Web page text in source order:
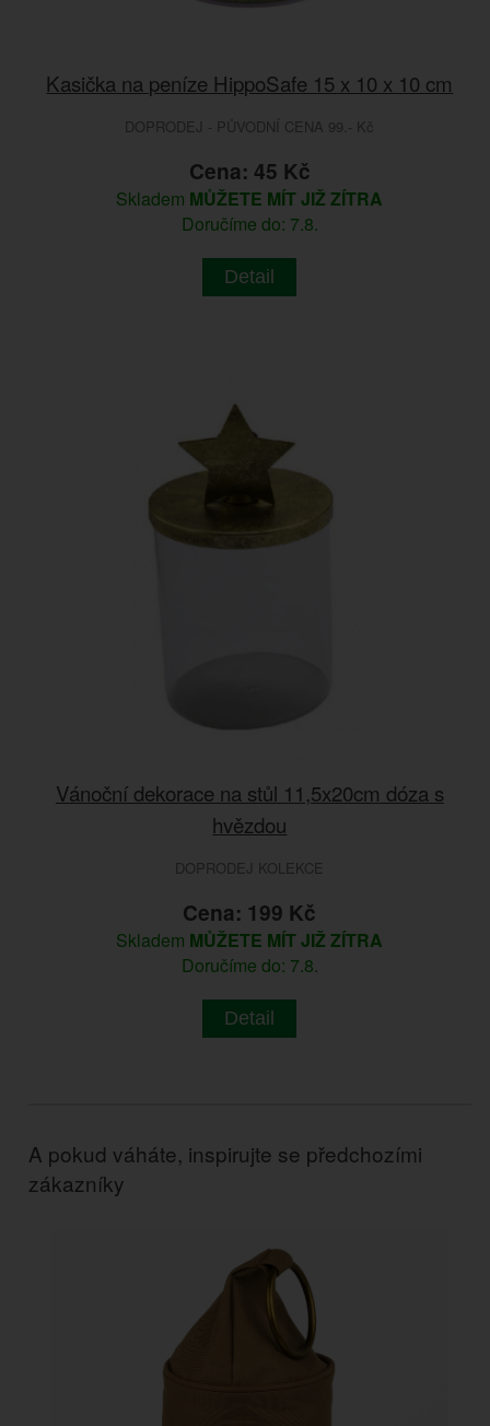
Kasička na peníze HippoSafe 15 x 10 x 10 cm
DOPRODEJ - PŮVODNÍ CENA 99.- Kč
Cena: 45 Kč
Skladem MŮŽETE MÍT JIŽ ZÍTRA
Doručíme do: 7.8.
Detail
Vánoční dekorace na stůl 11,5x20cm dóza s
hvězdou
DOPRODEJ KOLEKCE
Cena: 199 Kč
Skladem MŮŽETE MÍT JIŽ ZÍTRA
Doručíme do: 7.8.
Detail
A pokud váháte, inspirujte se předchozími
zákazníky